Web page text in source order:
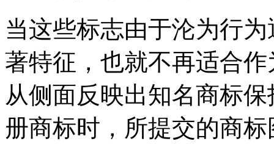
当这些标志由于沦为行
著特征，也就不再适合
从侧面反映出知名商标
册商标时，所提交的商